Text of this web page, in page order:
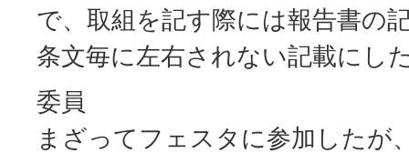
で、取組を記す際には報告書の
条文毎に左右されない記載にし
委員
まざってフェスタに参加したが